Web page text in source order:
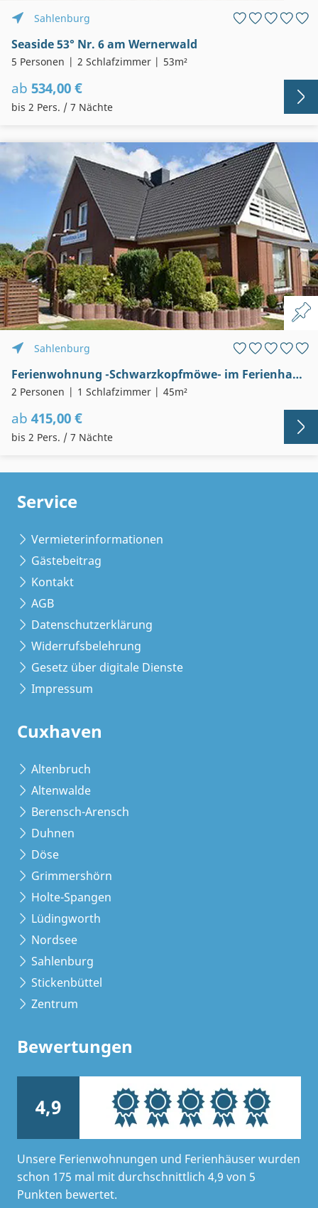
Sahlenburg
Seaside 53° Nr. 6 am Wernerwald
5 Personen 2 Schlafzimmer 53m²
ab 534,00 €
bis 2 Pers. / 7 Nächte
Sahlenburg
Ferienwohnung -Schwarzkopfmöwe- im Ferienhaus Lore
2 Personen 1 Schlafzimmer 45m²
ab 415,00 €
bis 2 Pers. / 7 Nächte
Service
Vermieterinformationen
Gästebeitrag
Kontakt
AGB
Datenschutzerklärung
Widerrufsbelehrung
Gesetz über digitale Dienste
Impressum
Cuxhaven
Altenbruch
Altenwalde
Berensch-Arensch
Duhnen
Döse
Grimmershörn
Holte-Spangen
Lüdingworth
Nordsee
Sahlenburg
Stickenbüttel
Zentrum
Bewertungen
4,9
Unsere Ferienwohnungen und Ferienhäuser wurden
schon 175 mal mit durchschnittlich 4,9 von 5
Punkten bewertet.